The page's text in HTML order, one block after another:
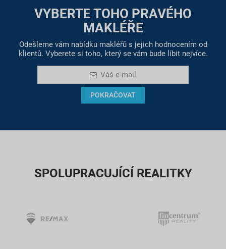
VYBERTE TOHO PRAVÉHO
MAKLÉŘE
Odešleme vám nabídku makléřů s jejich hodnocením od
klientů. Vyberete si toho, který se vám bude líbit nejvíce.
Váš e-mail
POKRAČOVAT
SPOLUPRACUJÍCÍ REALITKY